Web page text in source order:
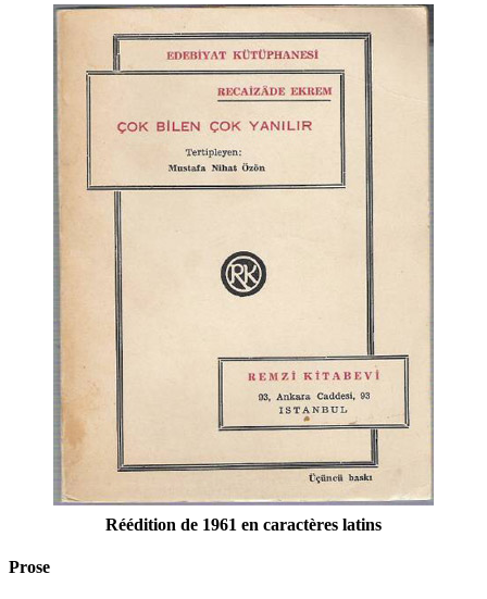
Réédition de 1961 en caractères latins
Prose